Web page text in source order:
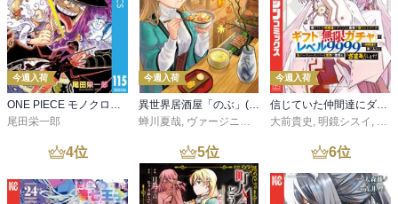
今週入荷
ONE PIECE モノクロ版 115
尾田栄一郎
今週入荷
異世界居酒屋「のぶ」(22)
蝉川夏哉, ヴァージニア二等兵 ,転
今週入荷
信じていた仲間達にダンジョン奥地で殺されかけたがギフト『無限ガチャ』でレベル９９９９の仲間達を手に入れて元パーティーメンバーと世界に復讐＆『ざまぁ！』します！（２３）
大前貴史 , 明鏡シスイ , ｔ
4位 5位 6位